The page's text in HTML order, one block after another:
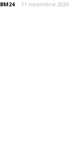
BM24 - 11 noiembrie 2020